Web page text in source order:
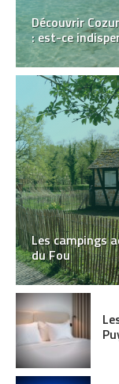
Découvrir
: est-ce
Les campings
du Fou